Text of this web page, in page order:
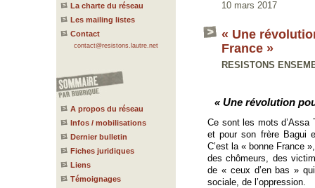
La charte du réseau
Les mailing listes
Contact
contact@resistons.lautre.net
A propos du réseau
Infos / mobilisations
Dernier bulletin
Fiches juridiques
Liens
Témoignages
10 mars 2017
« Une
France »
RESISTONS
« Une révolution
Ce sont les mots d’Assa
et pour son frère Bagui
C’est la « bonne France
des chômeurs, des
de « ceux d’en bas »
sociale, de l’oppression.